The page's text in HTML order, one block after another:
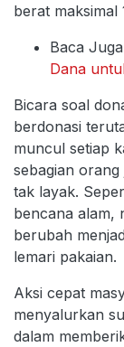
berat maksimal
Baca
Dana
Bicara soal
berdonasi
muncul setiap
sebagian
tak layak.
bencana alam,
berubah
lemari pakaian.
Aksi cepat
menyalurkan
dalam